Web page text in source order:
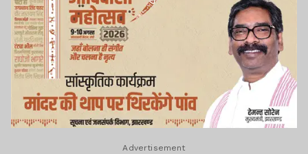
Advertisement